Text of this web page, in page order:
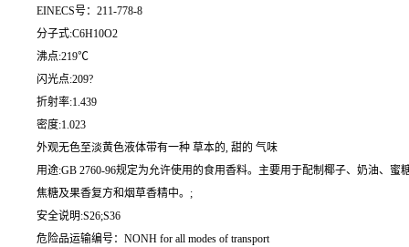
EINECS号：211-778-8
分子式:C6H10O2
沸点:219℃
闪光点:209?
折射率:1.439
密度:1.023
外观无色至淡黄色液体带有一种 草本的, 甜的 气味
用途:GB 2760-96规定为允许使用的食用香料。主要用于配制椰子、奶油、
焦糖及果香复方和烟草香精中。;
安全说明:S26;S36
危险品运输编号：NONH for all modes of transport